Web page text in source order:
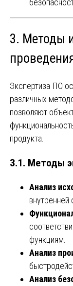
3. Методы
Экспертиза ПО
различных
позволяют
продукта.
3.1. Методы
Анализ
внутренней
функциям.
Анализ
Анализ